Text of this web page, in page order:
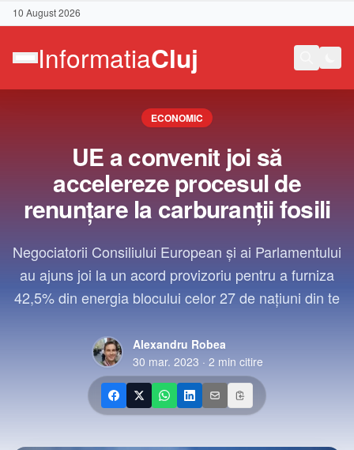
10 August 2026
ECONOMIC
UE a convenit joi să
accelereze procesul de
renunţare la carburanţii fosili
Negociatorii Consiliului European şi ai Parlamentului
au ajuns joi la un acord provizoriu pentru a furniza
42,5% din energia blocului celor 27 de naţiuni din te
Alexandru Robea
30 mar. 2023 · 2 min citire